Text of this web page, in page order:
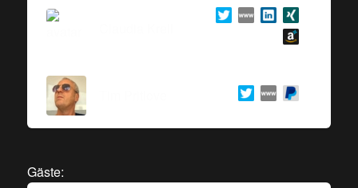
Gäste: